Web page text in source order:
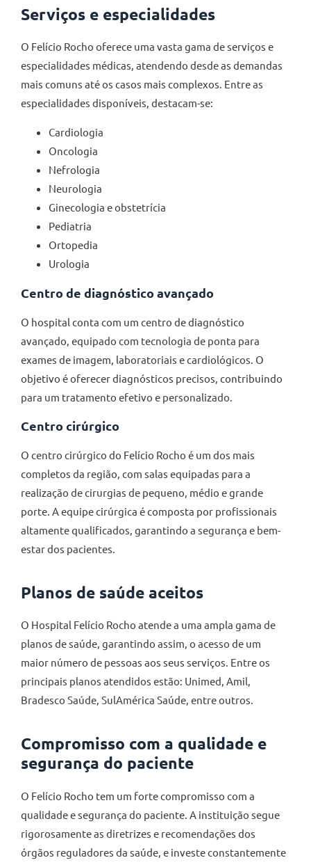
Serviços e especialidades
O Felício Rocho oferece uma vasta gama de serviços e
especialidades médicas, atendendo desde as demandas
mais comuns até os casos mais complexos. Entre as
especialidades disponíveis, destacam-se:
Cardiologia
Oncologia
Nefrologia
Neurologia
Ginecologia e obstetrícia
Pediatria
Ortopedia
Urologia
Centro de diagnóstico avançado
O hospital conta com um centro de diagnóstico
avançado, equipado com tecnologia de ponta para
exames de imagem, laboratoriais e cardiológicos. O
objetivo é oferecer diagnósticos precisos, contribuindo
para um tratamento efetivo e personalizado.
Centro cirúrgico
O centro cirúrgico do Felício Rocho é um dos mais
completos da região, com salas equipadas para a
realização de cirurgias de pequeno, médio e grande
porte. A equipe cirúrgica é composta por profissionais
altamente qualificados, garantindo a segurança e bem-
estar dos pacientes.
Planos de saúde aceitos
O Hospital Felício Rocho atende a uma ampla gama de
planos de saúde, garantindo assim, o acesso de um
maior número de pessoas aos seus serviços. Entre os
principais planos atendidos estão: Unimed, Amil,
Bradesco Saúde, SulAmérica Saúde, entre outros.
Compromisso com a qualidade e
segurança do paciente
O Felício Rocho tem um forte compromisso com a
qualidade e segurança do paciente. A instituição segue
rigorosamente as diretrizes e recomendações dos
órgãos reguladores da saúde, e investe constantemente